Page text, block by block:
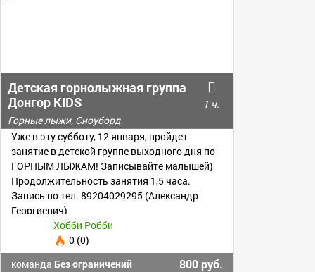
Детская горнолыжная группа
Донгор KIDS
1 ч.
Горные лыжи, Сноуборд
Уже в эту субботу, 12 января, пройдет
занятие в детской группе выходного дня по
ГОРНЫМ ЛЫЖАМ! Записывайте малышей)
Продолжительность занятия 1,5 часа.
Запись по тел. 89204029295 (Александр
Георгиевич)
Хобби Робби
0 (0)
команда Без ограничений 800 руб.